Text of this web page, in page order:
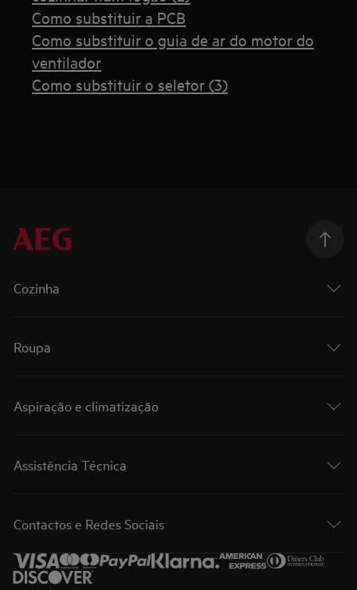
Como substituir a PCB
Como substituir o guia de ar do motor do
ventilador
Como substituir o seletor (3)
Cozinha
Roupa
Aspiração e climatização
Assistência Técnica
Contactos e Redes Sociais